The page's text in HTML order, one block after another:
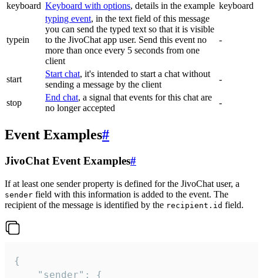
keyboard Keyboard with options, details in the example keyboard
typein
typing event, in the text field of this message
you can send the typed text so that it is visible
to the JivoChat app user. Send this event no
more than once every 5 seconds from one
client
-
start
Start chat, it's intended to start a chat without
sending a message by the client
-
stop
End chat, a signal that events for this chat are
no longer accepted
-
Event Examples#
JivoChat Event Examples#
If at least one sender property is defined for the JivoChat user, a
sender field with this information is added to the event. The
recipient of the message is identified by the recipient.id field.
{